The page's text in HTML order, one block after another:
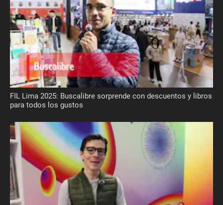
FIL Lima 2025: Buscalibre sorprende con descuentos y libros
para todos los gustos